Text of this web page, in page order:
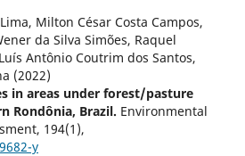
Milton César Costa Campos,
da Silva Simões, Raquel
Antônio Coutrim dos Santos,
(2022)
in areas under forest/pasture
Rondônia, Brazil. Environmental
194(1),
y